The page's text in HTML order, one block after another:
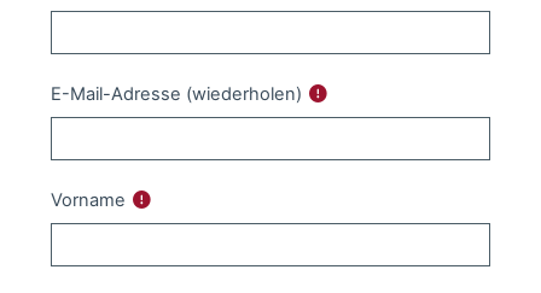
E-Mail-Adresse (wiederholen)
Vorname